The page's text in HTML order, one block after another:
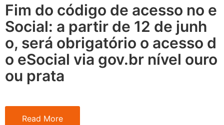
Fim do código de acesso no e
Social: a partir de 12 de junh
o, será obrigatório o acesso d
o eSocial via gov.br nível ouro
ou prata
Read More